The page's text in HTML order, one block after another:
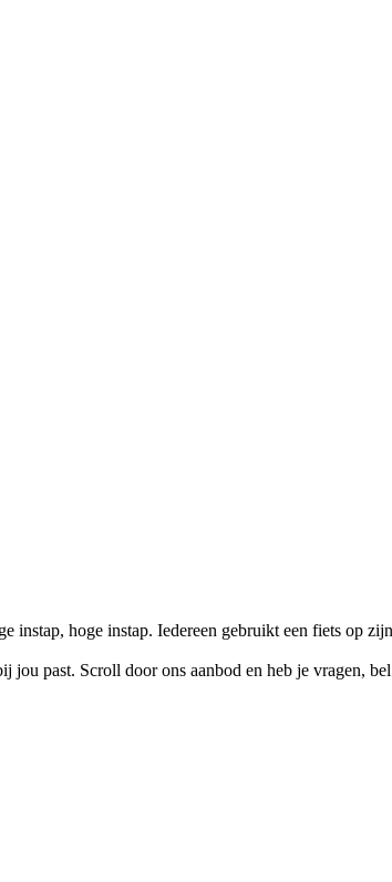
instap, hoge instap. Iedereen gebruikt een fiets op
past. Scroll door ons aanbod en heb je vragen,